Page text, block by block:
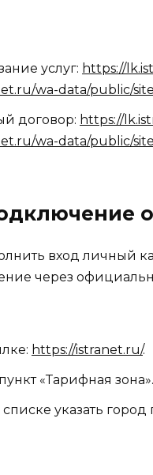
услуг: https://
wa-data/public/
договор: https://
wa-data/public/
вход личный
через
https://istranet.ru/.
«Тарифная зона».
указать город